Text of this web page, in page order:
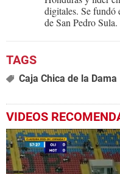
digitales. Se fundó
de San Pedro Sula.
Caja Chica de la Dama
VIDEOS